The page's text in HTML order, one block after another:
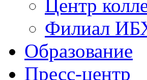
Центр
Филиал
Образование
Пресс-центр